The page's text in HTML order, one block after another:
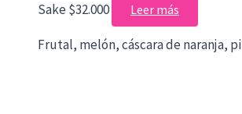
Sake$32.000 Leer más
Frutal, melón, cáscara de naranja,